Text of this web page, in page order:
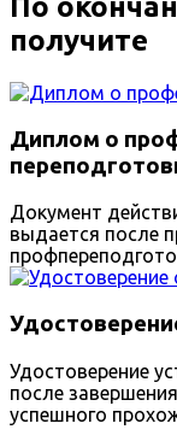
получите
Диплом о
Документ
выдается после
Удостоверение
после
успешного